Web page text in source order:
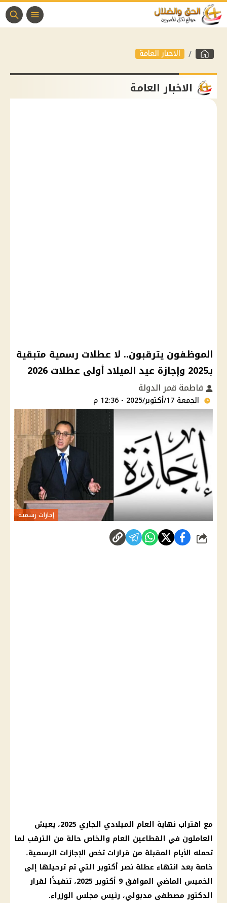
الاخبار العامة
الاخبار العامة
الموظفون يترقبون.. لا عطلات رسمية متبقية
بـ2025 وإجازة عيد الميلاد أولى عطلات 2026
فاطمة قمر الدولة
الجمعة 17/أكتوبر/2025 - 12:36 م
إجازات رسمية
شارك
مع اقتراب نهاية العام الميلادي الجاري 2025، يعيش
العاملون في القطاعين العام والخاص حالة من الترقب لما
تحمله الأيام المقبلة من قرارات تخص الإجازات الرسمية،
خاصة بعد انتهاء عطلة نصر أكتوبر التي تم ترحيلها إلى
الخميس الماضي الموافق 9 أكتوبر 2025، تنفيذًا لقرار
الدكتور مصطفى مدبولي، رئيس مجلس الوزراء.